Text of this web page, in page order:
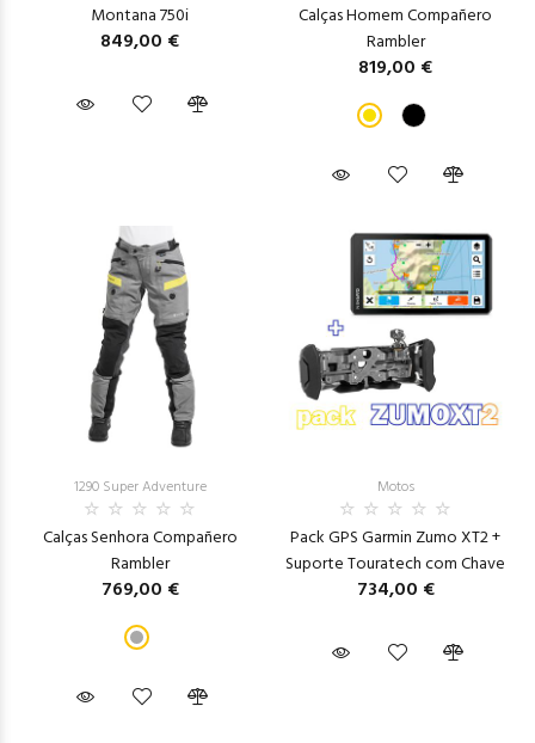
Montana 750i
849,00 €
Calças Homem Compañero
Rambler
819,00 €
1290 Super Adventure
Calças Senhora Compañero
Rambler
769,00 €
Motos
Pack GPS Garmin Zumo XT2 +
Suporte Touratech com Chave
734,00 €